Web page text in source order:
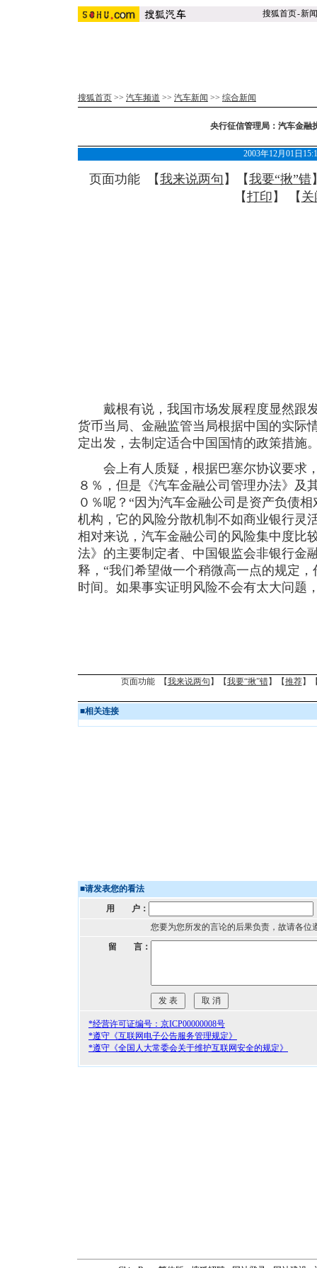
搜狐首页-新闻
搜狐首页 >> 汽车频道 >> 汽车新闻 >> 综合新闻
央行征信管理局：汽车金融
2003年12月01日
页面功能 【我来说两句 】【我要“揪”错
【打印 】 【 关
戴根有说，我国市场发展程度显然跟
货币当局、金融监管当局根据中国的实际
定出发，去制定适合中国国情的政策措施
会上有人质疑，根据巴塞尔协议要求
８％，但是《汽车金融公司管理办法》及
０％呢？“因为汽车金融公司是资产负债
机构，它的风险分散机制不如商业银行灵
相对来说，汽车金融公司的风险集中度比
法》的主要制定者、中国银监会非银行金
释，“我们希望做一个稍微高一点的规定
时间。如果事实证明风险不会有太大问题
页面功能 【我来说两句 】【我要“揪”错】【推荐】
■相关连接
■请发表您的看法
用 户：
您要为您所发的言论的后果负责，故请各位
留 言：
*经营许可证编号：京ICP00000008号
*遵守《互联网电子公告服务管理规定》
*遵守《全国人大常委会关于维护互联网安全的规定》